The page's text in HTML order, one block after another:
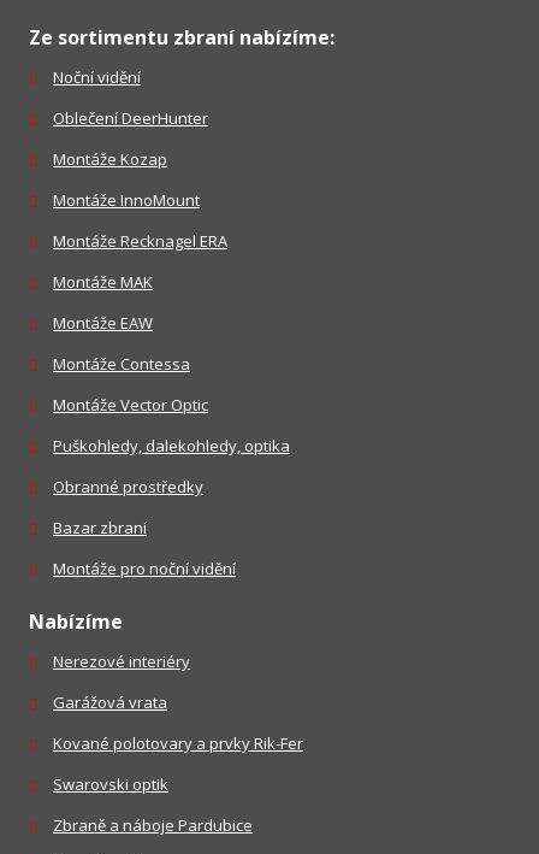
Ze sortimentu zbraní nabízíme:
Noční vidění
Oblečení DeerHunter
Montáže Kozap
Montáže InnoMount
Montáže Recknagel ERA
Montáže MAK
Montáže EAW
Montáže Contessa
Montáže Vector Optic
Puškohledy, dalekohledy, optika
Obranné prostředky
Bazar zbraní
Montáže pro noční vidění
Nabízíme
Nerezové interiéry
Garážová vrata
Kované polotovary a prvky Rik-Fer
Swarovski optik
Zbraně a náboje Pardubice